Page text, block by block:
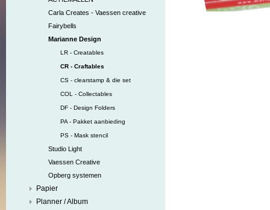
Carla Creates - Vaessen creative
Fairybells
Marianne Design
LR - Creatables
CR - Craftables
CS - clearstamp & die set
COL - Collectables
DF - Design Folders
PA - Pakket aanbieding
PS - Mask stencil
Studio Light
Vaessen Creative
Opberg systemen
Papier
Planner / Album